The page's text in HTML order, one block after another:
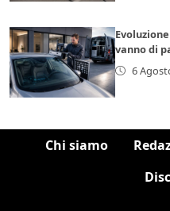
vanno di
6
Chi siamo